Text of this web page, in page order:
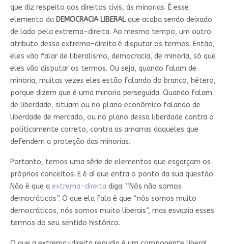
que diz respeito aos direitos civis, às minorias. É esse
elemento daDEMOCRACIA LIBERALque acaba sendo deixado
de lado pela extrema-direita. Ao mesmo tempo, um outro
atributo dessa extrema-direita é disputar os termos. Então,
eles vão falar de liberalismo, democracia, de minoria, só que
eles vão disputar os termos. Ou seja, quando falam de
minoria, muitas vezes eles estão falando do branco, hétero,
porque dizem que é uma minoria perseguida. Quando falam
de liberdade, situam ou no plano econômico falando de
liberdade de mercado, ou no plano dessa liberdade contra o
politicamente correto, contra as amarras daqueles que
defendem a proteção das minorias.
Portanto, temos uma série de elementos que esgarçam os
próprios conceitos. E é aí que entra o ponto da sua questão.
Não é que a extrema-direitadiga: “Nós não somos
democráticos”. O que ela fala é que “nós somos muito
democráticos, nós somos muito liberais”, mas esvazia esses
termos do seu sentido histórico.